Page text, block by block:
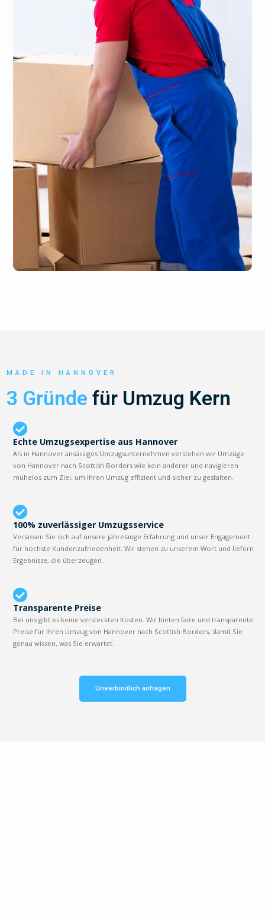
MADE IN HANNOVER
3 Gründe für Umzug Kern
Echte Umzugsexpertise aus Hannover
Als in Hannover ansässiges Umzugsunternehmen verstehen wir Umzüge
von Hannover nach Scottish Borders wie kein anderer und navigieren
mühelos zum Ziel, um Ihren Umzug effizient und sicher zu gestalten.
100% zuverlässiger Umzugsservice
Verlassen Sie sich auf unsere jahrelange Erfahrung und unser Engagement
für höchste Kundenzufriedenheit. Wir stehen zu unserem Wort und liefern
Ergebnisse, die überzeugen.
Transparente Preise
Bei uns gibt es keine versteckten Kosten. Wir bieten faire und transparente
Preise für Ihren Umzug von Hannover nach Scottish Borders, damit Sie
genau wissen, was Sie erwartet.
Unverbindlich anfragen